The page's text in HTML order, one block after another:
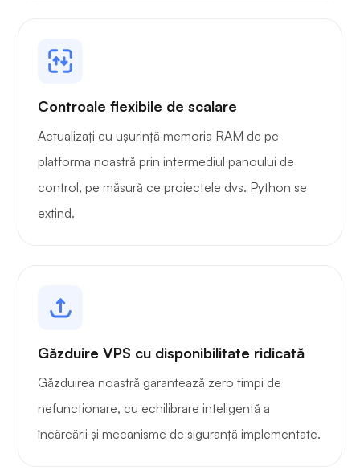
Controale flexibile de scalare
Actualizați cu ușurință memoria RAM de pe
platforma noastră prin intermediul panoului de
control, pe măsură ce proiectele dvs. Python se
extind.
Găzduire VPS cu disponibilitate ridicată
Găzduirea noastră garantează zero timpi de
nefuncționare, cu echilibrare inteligentă a
încărcării și mecanisme de siguranță implementate.